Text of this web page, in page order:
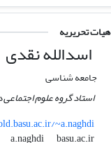
هیات تحریریه
اسدالله نقدی
جامعه شناسی
استاد گروه علوم
~a.naghdi
a.naghdi
basu.ac.ir